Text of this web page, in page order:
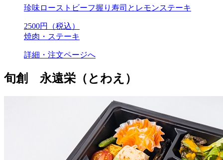
珍味ローストビーフ握り寿司とレモンステーキ
2500円（税込）
焼肉・ステーキ
詳細・注文ページへ
旬創 永遠栄（とわえ）